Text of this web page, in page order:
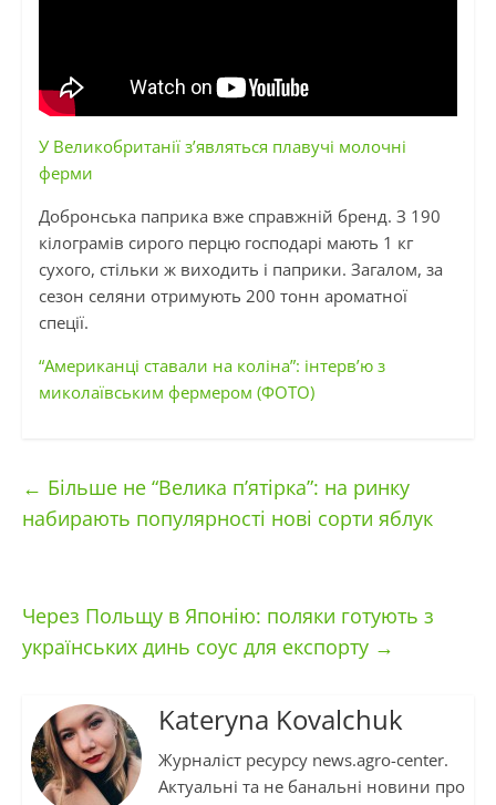
У Великобританії з’являться плавучі молочні
ферми
Добронська паприка вже справжній бренд. З 190
кілограмів сирого перцю господарі мають 1 кг
сухого, стільки ж виходить і паприки. Загалом, за
сезон селяни отримують 200 тонн ароматної
спеції.
“Американці ставали на коліна”: інтерв’ю з
миколаївським фермером (ФОТО)
← Більше не “Велика п’ятірка”: на ринку
набирають популярності нові сорти яблук
Через Польщу в Японію: поляки готують з
українських динь соус для експорту →
Kateryna Kovalchuk
Журналіст ресурсу news.agro-center.
Актуальні та не банальні новини про